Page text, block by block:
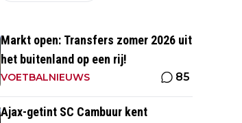
Markt open: Transfers zomer 2026 uit
het buitenland op een rij!
VOETBALNIEUWS 85
Ajax-getint SC Cambuur kent